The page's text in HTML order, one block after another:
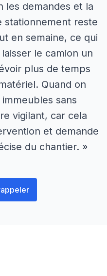
les demandes et la
stationnement reste
en semaine, ce qui
le camion un
plus de temps
Quand on
sans
vigilant, car cela
et demande
du chantier. »